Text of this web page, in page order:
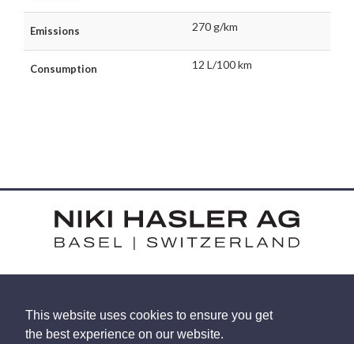
This website uses cookies to ensure you get
the best experience on our website.
Emissions 270 g/km
Consumption 12 L/100 km
HARDSTRASSE 15 - CH-4052 BASEL